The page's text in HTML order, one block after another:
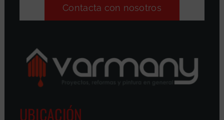
Contacta con nosotros
UBICACIÓN